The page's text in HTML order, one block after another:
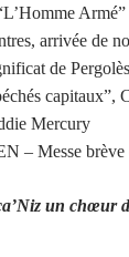
arrivée de
de
capitaux”,
Mercury
– Messe
un chœur